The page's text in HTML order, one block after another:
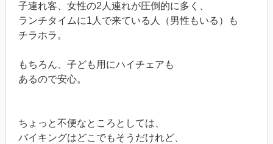
子連れ客、女性の2人連れが圧倒的に多く、
ランチタイムに1人で来ている人（男性もいる）も
チラホラ。
もちろん、子ども用にハイチェアも
あるので安心。
ちょっと不便なところとしては、
バイキングはどこでもそうだけれど、